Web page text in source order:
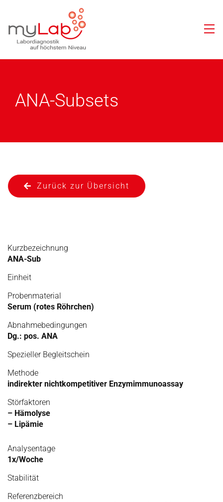
ANA-Subsets
Zurück zur Übersicht
Kurzbezeichnung
ANA-Sub
Einheit
Probenmaterial
Serum (rotes Röhrchen)
Abnahmebedingungen
Dg.: pos. ANA
Spezieller Begleitschein
Methode
indirekter nichtkompetitiver Enzymimmunoassay
Störfaktoren
– Hämolyse
– Lipämie
Analysentage
1x/Woche
Stabilität
Referenzbereich